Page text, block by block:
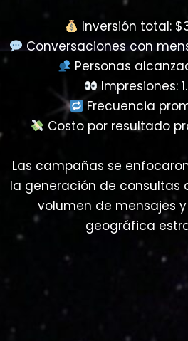
Inversión total:
Conversaciones con
Personas
Impresiones:
Frecuencia
Costo por resultado
Las campañas se
la generación de consultas
volumen de mensajes
geográfica